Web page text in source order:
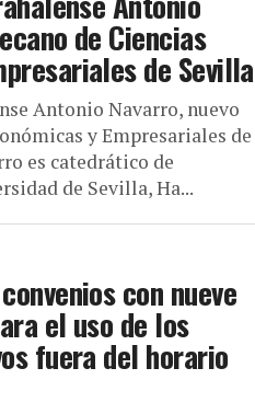
de Ciencias
de Sevilla
Antonio Navarro, nuevo
y Empresariales de
es catedrático de
de Sevilla, Ha...
con nueve
el uso de los
fuera del horario